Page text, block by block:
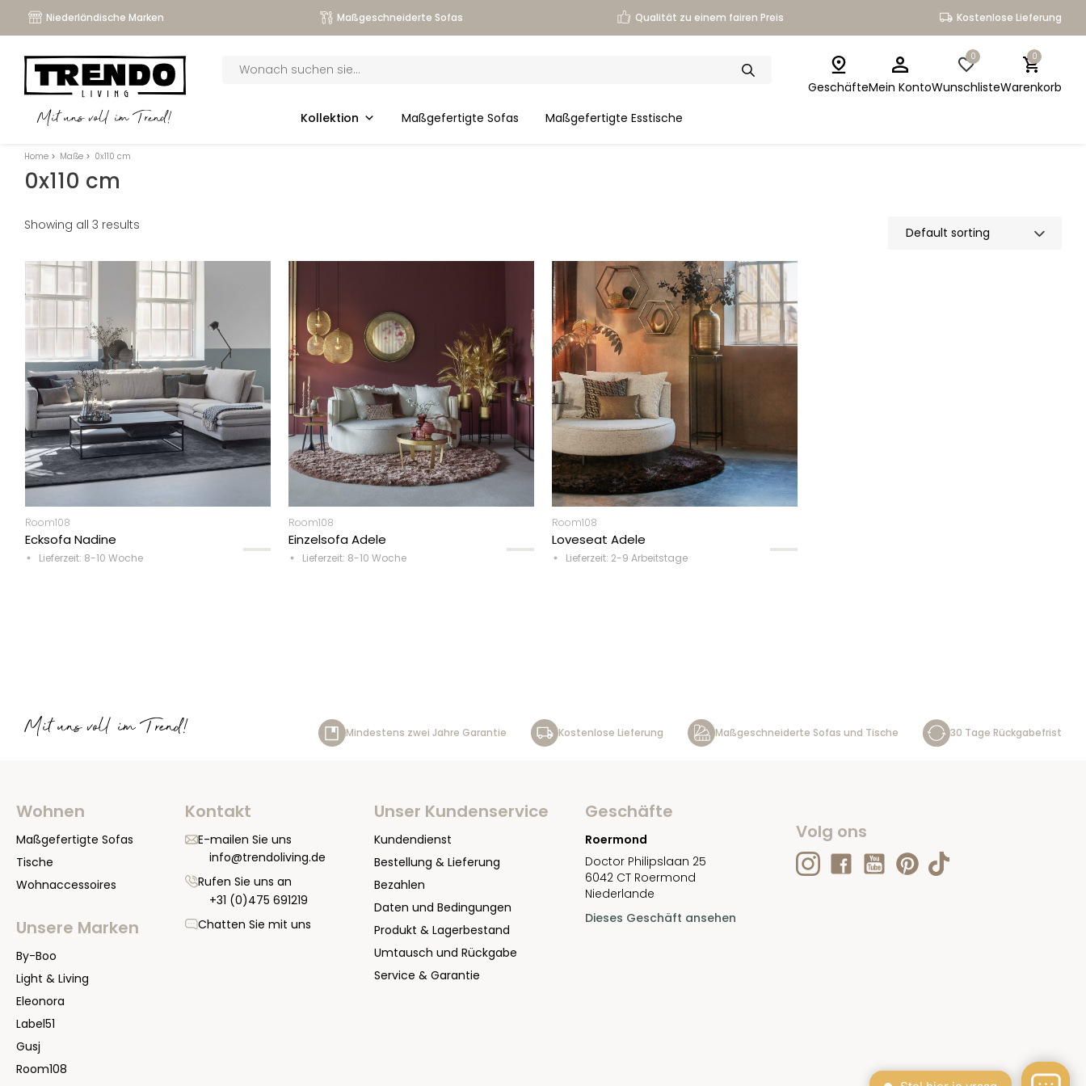
Niederländische Marken Maßgeschneiderte Sofas Qualität zu einem fairen Preis Kostenlose Lieferung
Mit uns voll im Trend!
search
Kollektion Maßgefertigte Sofas Maßgefertigte Esstische
GeschäfteMein Konto
0
Wunschliste
0
Warenkorb
Home > Maße > 0x110 cm
0x110 cm
Showing all 3 results
Room108
Ecksofa Nadine
Lieferzeit: 8-10 Woche
Room108
Einzelsofa Adele
Lieferzeit: 8-10 Woche
Room108
Loveseat Adele
Lieferzeit: 2-9 Arbeitstage
Mit uns voll im Trend! Mindestens zwei Jahre Garantie Kostenlose Lieferung Maßgeschneiderte Sofas und Tische 30 Tage Rückgabefrist
Wohnen
Maßgefertigte Sofas
Tische
Wohnaccessoires
Unsere Marken
By-Boo
Light & Living
Eleonora
Label51
Gusj
Room108
Kontakt
E-mailen Sie uns
info@trendoliving.de
Rufen Sie uns an
+31 (0)475 691219
Chatten Sie mit uns
Unser Kundenservice
Kundendienst
Bestellung & Lieferung
Bezahlen
Daten und Bedingungen
Produkt & Lagerbestand
Umtausch und Rückgabe
Service & Garantie
Geschäfte
Roermond
Doctor Philipslaan 25
6042 CT Roermond
Niederlande
Dieses Geschäft ansehen
Volg ons